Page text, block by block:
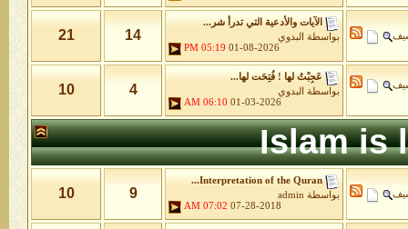
الآيات والأدعية التي تدرأ شر...
بواسطة
البدوي
01-08-2026
05:19 PM
14
21
عَجِبْتُ لها ! فُتِحَت لها...
بواسطة
البدوي
01-03-2026
06:10 AM
4
10
Islam is
Interpretation of the Quran...
بواسطة admin
07-28-2018
07:02 AM
9
10